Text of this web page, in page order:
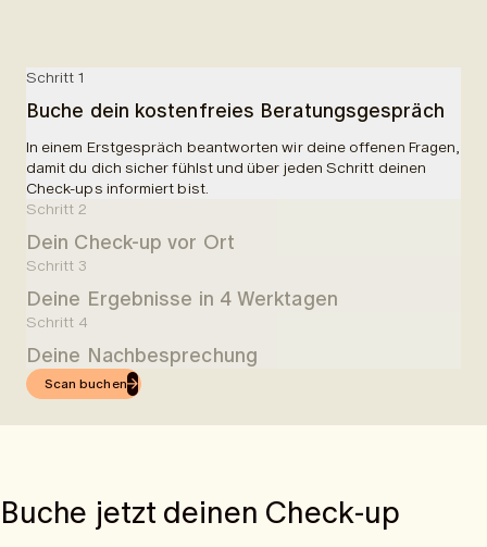
Schritt 1
Buche dein kostenfreies Beratungsgespräch
In einem Erstgespräch beantworten wir deine offenen Fragen,
damit du dich sicher fühlst und über jeden Schritt deinen
Check-ups informiert bist.
Schritt 2
Dein Check-up vor Ort
Untersuchungen aufgeklärt. Dir wird Blut abgenommen und es
erfolgt ein 50-minütiger MRI-Scan. Ingesamt planen wir 90
Schritt 3
Deine Ergebnisse in 4 Werktagen
verständliche Ergebnisse in der App.
Schritt 4
Deine Nachbesprechung
Nachdem du die Ergebnisse per App erhalten hast, kannst du
Scan buchen
Buche jetzt deinen Check-up